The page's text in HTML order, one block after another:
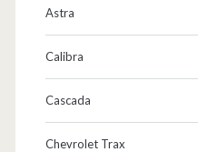
Astra
Calibra
Cascada
Chevrolet Trax